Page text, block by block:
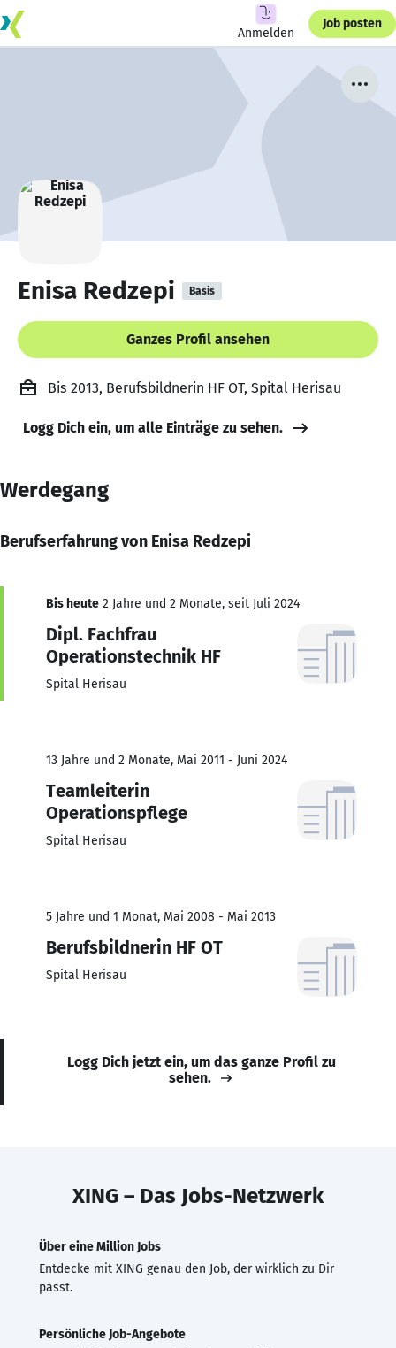
Anmelden
Job posten
Enisa Redzepi Basis
Ganzes Profil ansehen
Bis 2013, Berufsbildnerin HF OT, Spital Herisau
Logg Dich ein, um alle Einträge zu sehen.
Werdegang
Berufserfahrung von Enisa Redzepi
Bis heute 2 Jahre und 2 Monate, seit Juli 2024
Dipl. Fachfrau
Operationstechnik HF
Spital Herisau
13 Jahre und 2 Monate, Mai 2011 - Juni 2024
Teamleiterin
Operationspflege
Spital Herisau
5 Jahre und 1 Monat, Mai 2008 - Mai 2013
Berufsbildnerin HF OT
Spital Herisau
Logg Dich jetzt ein, um das ganze Profil zu
sehen.
XING – Das Jobs-Netzwerk
Über eine Million Jobs
Entdecke mit XING genau den Job, der wirklich zu Dir
passt.
Persönliche Job-Angebote